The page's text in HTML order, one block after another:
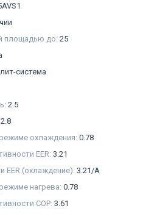
площадью до: 25
система
2.5
2.8
охлаждения: 0.78
EER: 3.21
EER (охлаждение): 3.21/A
нагрева: 0.78
COP: 3.61